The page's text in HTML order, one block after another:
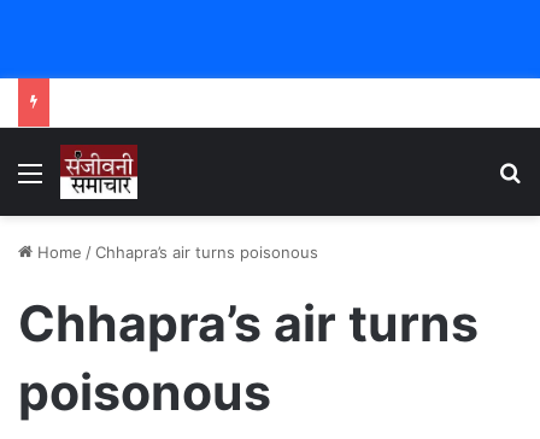
Menu
Home /Chhapra’s air turns poisonous
Chhapra’s air turns
poisonous